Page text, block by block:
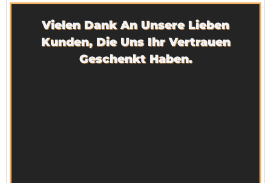
Vielen Dank An Unsere Lieben
Kunden, Die Uns Ihr Vertrauen
Geschenkt Haben.